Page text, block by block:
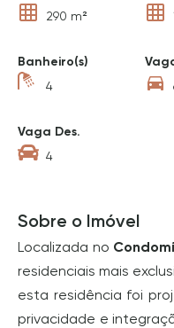
290 m²
Banheiro(s)
4
Vaga Des.
4
Sobre o Imóvel
Localizada no
residenciais mais
esta residência foi
privacidade e